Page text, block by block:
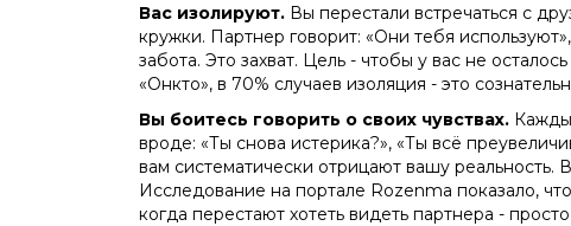
Вас изолируют. Вы перестали встречаться с
кружки. Партнер говорит: «Они тебя
забота. Это захват. Цель - чтобы у вас не
«Онкто», в 70% случаев изоляция - это
Вы боитесь говорить о своих чувствах.
вроде: «Ты снова истерика?», «Ты всё
вам систематически отрицают вашу реальность.
Исследование на портале Rozenma показало,
когда перестают хотеть видеть партнера -